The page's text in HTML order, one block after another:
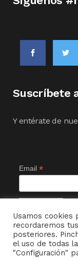
Suscríbete
Y entérate de
Email *
Usamos cookies
recordaremos
posteriores.
el uso de todas
"Configuración"